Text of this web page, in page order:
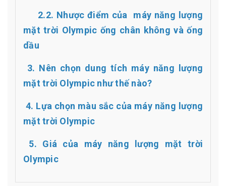
2.2. Nhược điểm của máy năng lượng
mặt trời Olympic ống chân không và ống
dầu
3. Nên chọn dung tích máy năng lượng
mặt trời Olympic như thế nào?
4. Lựa chọn màu sắc của máy năng lượng
mặt trời Olympic
5. Giá của máy năng lượng mặt trời
Olympic